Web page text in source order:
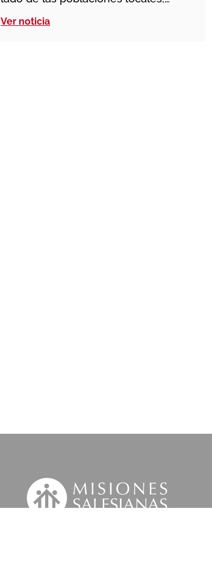
especialmente las tribus Sambru y
Ver noticia